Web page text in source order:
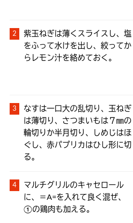
紫玉ねぎは薄くスライスし、塩
をふって水けを出し、絞ってか
らレモン汁を絡めておく。
なすは一口大の乱切り、玉ねぎ
は薄切り、さつまいもは７㎜の
輪切りか半月切り、しめじはほ
ぐし、赤パプリカはひし形に切
る。
マルチグリルのキャセロール
に、＝A=を入れて良く混ぜ、
①の鶏肉も加える。